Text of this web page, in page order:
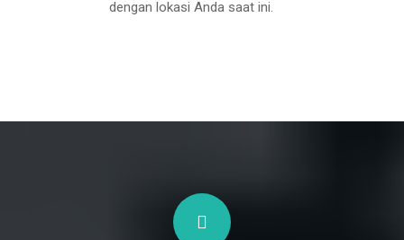
dengan lokasi Anda saat ini.